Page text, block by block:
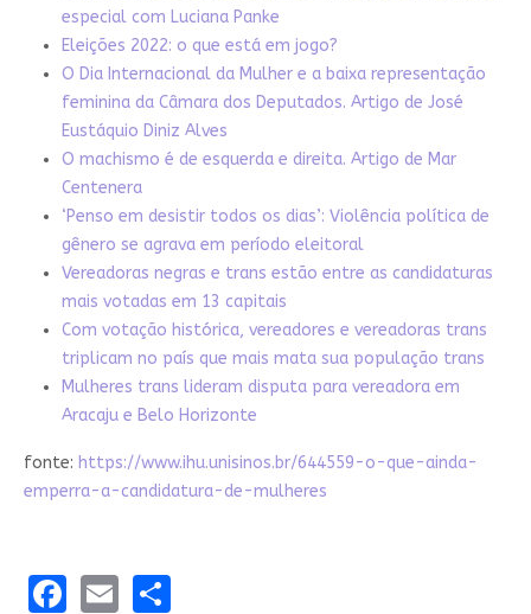
especial com Luciana Panke
Eleições 2022: o que está em jogo?
O Dia Internacional da Mulher e a baixa representação
feminina da Câmara dos Deputados. Artigo de José
Eustáquio Diniz Alves
O machismo é de esquerda e direita. Artigo de Mar
Centenera
‘Penso em desistir todos os dias’: Violência política de
gênero se agrava em período eleitoral
Vereadoras negras e trans estão entre as candidaturas
mais votadas em 13 capitais
Com votação histórica, vereadores e vereadoras trans
triplicam no país que mais mata sua população trans
Mulheres trans lideram disputa para vereadora em
Aracaju e Belo Horizonte
fonte: https://www.ihu.unisinos.br/644559-o-que-ainda-
emperra-a-candidatura-de-mulheres
Facebook
EmailShare